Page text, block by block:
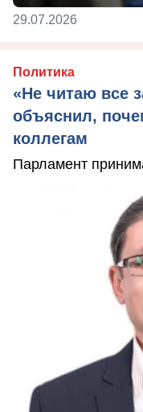
29.07.2026
Политика
«Не читаю все
объяснил,
коллегам
Парламент